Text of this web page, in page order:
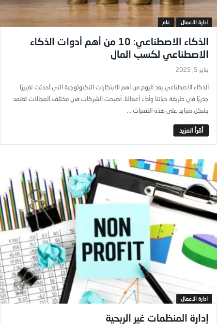
ادارة الاعمال عام
الذكاء الاصطناعي: 10 من أهم أدوات الذكاء
الاصطناعي لكسب المال
يناير 5, 2025
الذكاء الاصطناعي يعد اليوم من أهم الابتكارات التكنولوجية التي أحدثت تغييرًا
جذريًا في طريقة حياتنا وأداء أعمالنا. أصبحت الشركات في مختلف المجالات تعتمد
بشكل متزايد على هذه التقنيات ...
ادارة الاعمال
إدارة المنظمات غير الربحية